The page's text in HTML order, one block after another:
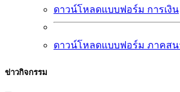
ดาวน์โหลดแบบฟอร์ม การเงิน
ดาวน์โหลดแบบฟอร์ม ภาคสน
ข่าวกิจกรรม